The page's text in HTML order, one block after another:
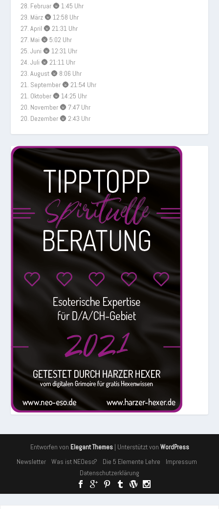
28. Februar 🌚 1:45 Uhr
29. März 🌚 12:58 Uhr
27. April 🌚 21:31 Uhr
27. Mai 🌚 5:02 Uhr
25. Juni 🌚 12:31 Uhr
24. Juli 🌚 21:11 Uhr
23. August 🌚 8:06 Uhr
21. September 🌚 21:54 Uhr
21. Oktober 🌚 14:25 Uhr
20. November 🌚 7:47 Uhr
20. Dezember 🌚 2:43 Uhr
Entworfen von Elegant Themes| Unterstützt von WordPress
Newsletter Was ist NEOeso? Die 5 Elemente Lehre
Impressum
Datenschutzerklärung